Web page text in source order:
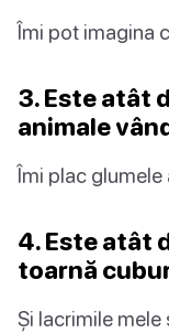
Îmi pot imagina
3. Este atât
animale
Îmi plac glumele
4. Este atât
toarnă
Și lacrimile